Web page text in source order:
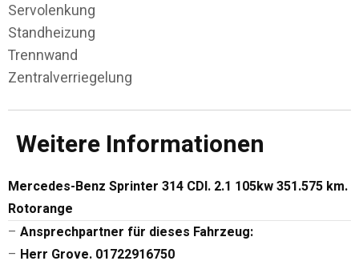
Servolenkung
Standheizung
Trennwand
Zentralverriegelung
Weitere Informationen
Mercedes-Benz Sprinter 314 CDI. 2.1 105kw 351.575 km.
Rotorange
– Ansprechpartner für dieses Fahrzeug:
– Herr Grove. 01722916750